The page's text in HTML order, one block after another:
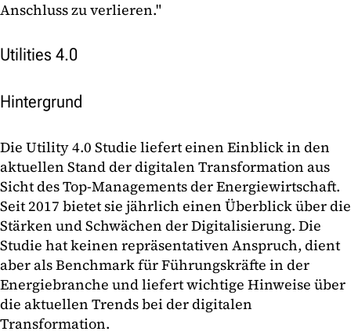
Anschluss zu verlieren."
Utilities 4.0
Hintergrund
Die Utility 4.0 Studie liefert einen Einblick in den
aktuellen Stand der digitalen Transformation aus
Sicht des Top-Managements der Energiewirtschaft.
Seit 2017 bietet sie jährlich einen Überblick über die
Stärken und Schwächen der Digitalisierung. Die
Studie hat keinen repräsentativen Anspruch, dient
aber als Benchmark für Führungskräfte in der
Energiebranche und liefert wichtige Hinweise über
die aktuellen Trends bei der digitalen
Transformation.